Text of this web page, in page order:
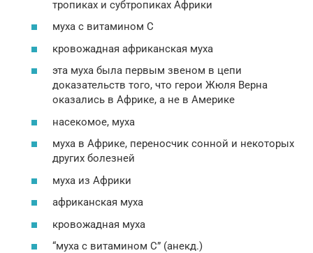
тропиках и субтропиках Африки
муха с витамином C
кровожадная африканская муха
эта муха была первым звеном в цепи
доказательств того, что герои Жюля Верна
оказались в Африке, а не в Америке
насекомое, муха
муха в Африке, переносчик сонной и некоторых
других болезней
муха из Африки
африканская муха
кровожадная муха
“муха с витамином С” (анекд.)